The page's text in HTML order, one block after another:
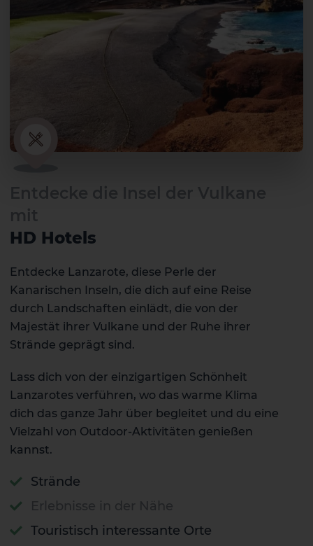
Entdecke die Insel der Vulkane
HD Hotels
Entdecke Lanzarote, diese Perle der
Kanarischen Inseln, die dich auf eine Reise
durch Landschaften einlädt, die von der
Majestät ihrer Vulkane und der Ruhe ihrer
Strände geprägt sind.
Lass dich von der einzigartigen Schönheit
Lanzarotes verführen, wo das warme Klima
dich das ganze Jahr über begleitet und du eine
Vielzahl von Outdoor-Aktivitäten genießen
kannst.
Strände
Touristisch interessante Orte